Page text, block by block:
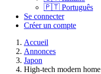
🇵🇹 Português
Se connecter
Créer un compte
Accueil
Annonces
Japon
High-tech modern home